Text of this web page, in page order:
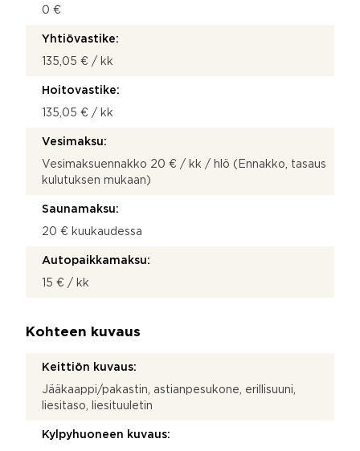
0 €
Yhtiövastike:
135,05 € / kk
Hoitovastike:
135,05 € / kk
Vesimaksu:
Vesimaksuennakko 20 € / kk / hlö (Ennakko, tasaus
kulutuksen mukaan)
Saunamaksu:
20 € kuukaudessa
Autopaikkamaksu:
15 € / kk
Kohteen kuvaus
Keittiön kuvaus:
Jääkaappi/pakastin, astianpesukone, erillisuuni,
liesitaso, liesituuletin
Kylpyhuoneen kuvaus: